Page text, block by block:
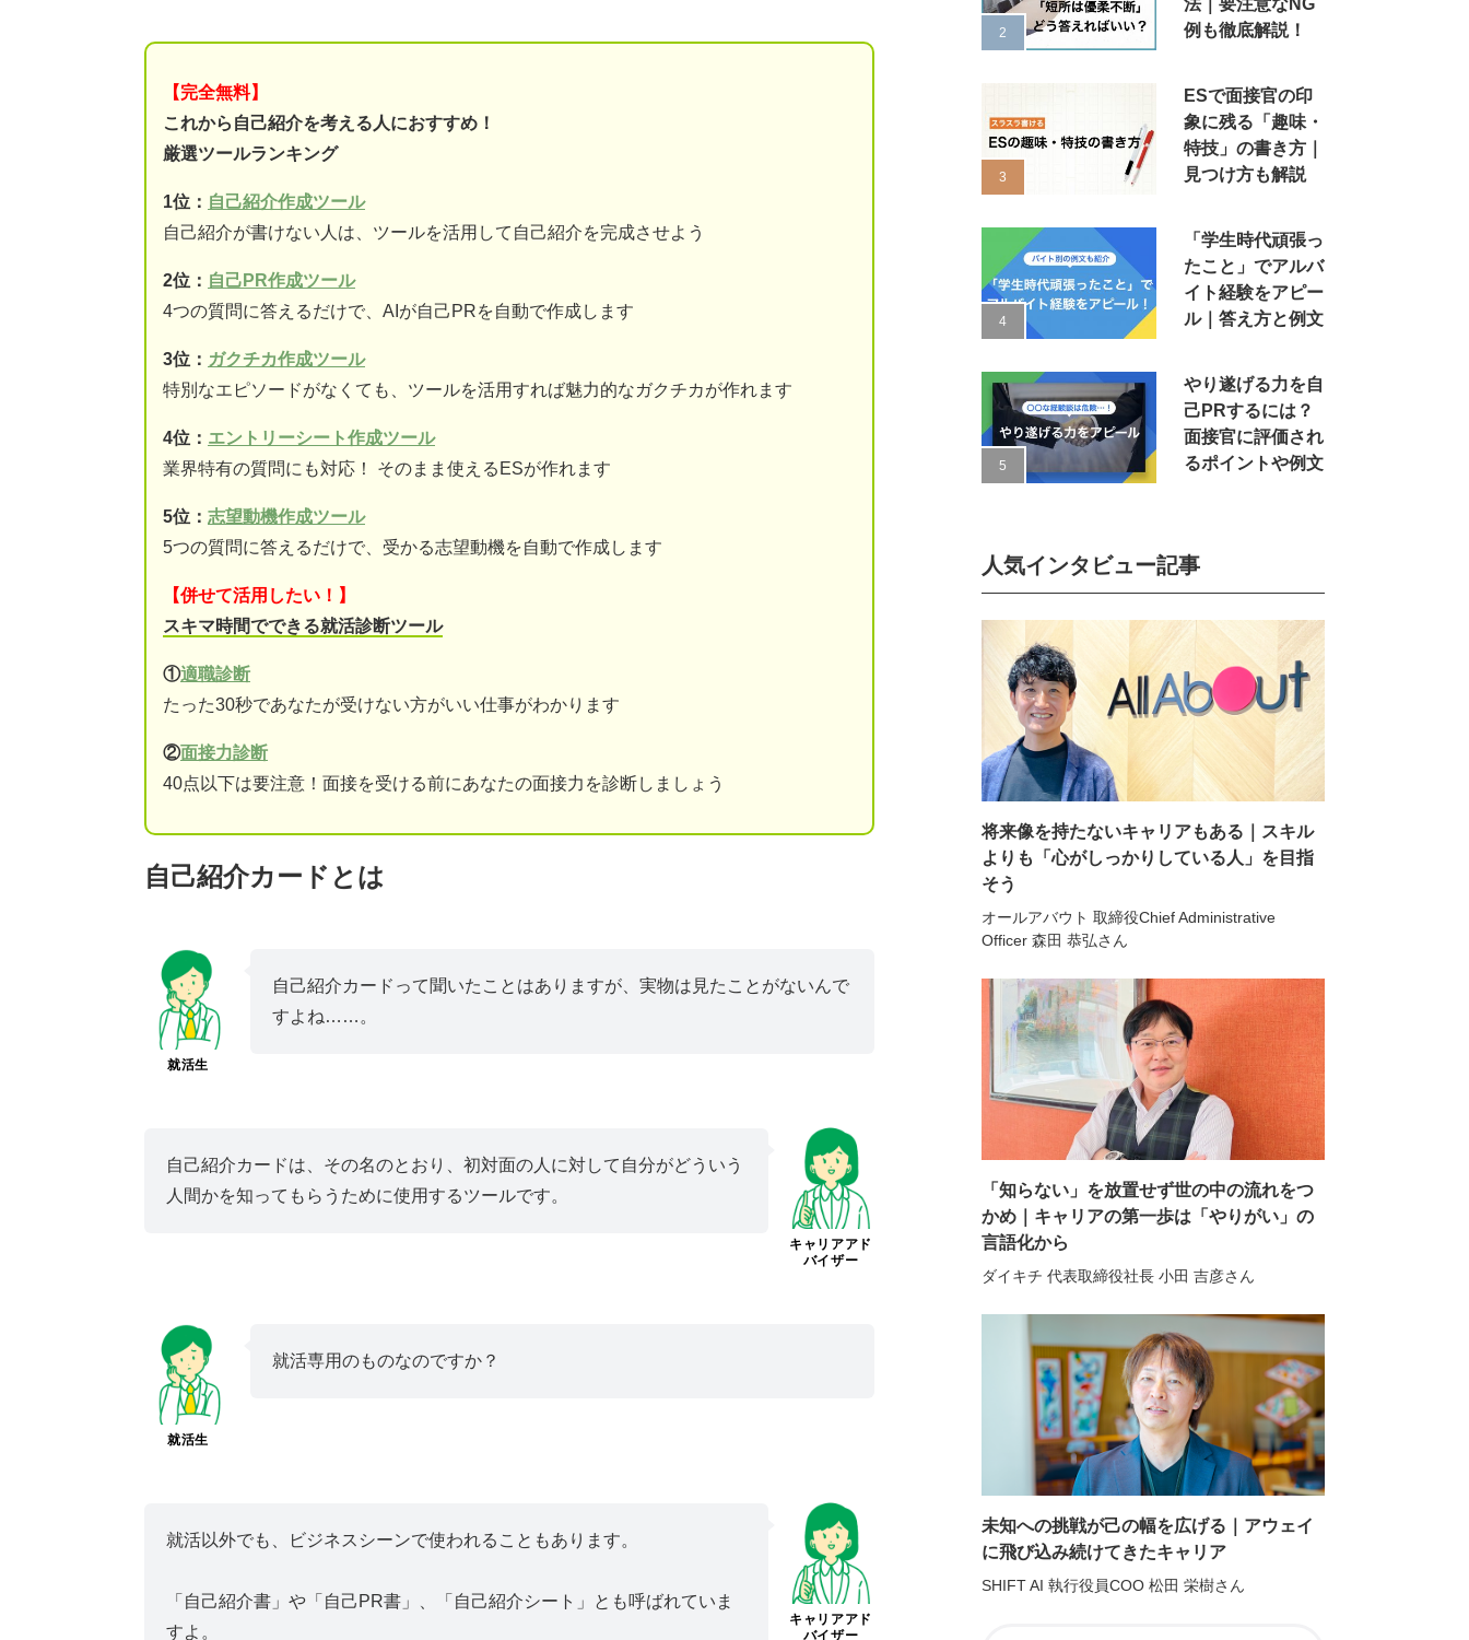
【完全無料】
これから自己紹介を考える人におすすめ！
厳選ツールランキング
1位： 自己紹介作成ツール
自己紹介が書けない人は、ツールを活用して自己紹介を完成させよう
2位： 自己PR作成ツール
4つの質問に答えるだけで、AIが自己PRを自動で作成します
3位： ガクチカ作成ツール
特別なエピソードがなくても、ツールを活用すれば魅力的なガクチカが作れます
4位： エントリーシート作成ツール
業界特有の質問にも対応！ そのまま使えるESが作れます
5位： 志望動機作成ツール
5つの質問に答えるだけで、受かる志望動機を自動で作成します
【併せて活用したい！】
スキマ時間でできる就活診断ツール
①適職診断
たった30秒であなたが受けない方がいい仕事がわかります
②面接力診断
40点以下は要注意！面接を受ける前にあなたの面接力を診断しましょう
自己紹介カードとは
就活生
自己紹介カードって聞いたことはありますが、実物は見たことがないんで
すよね……。
キャリアアド
バイザー
自己紹介カードは、その名のとおり、初対面の人に対して自分がどういう
人間かを知ってもらうために使用するツールです。
就活生
就活専用のものなのですか？
キャリアアド
バイザー
就活以外でも、ビジネスシーンで使われることもあります。
「自己紹介書」や「自己PR書」、「自己紹介シート」とも呼ばれていま
すよ。
法｜要注意なNG
例も徹底解説！
ESで面接官の印
象に残る「趣味・
特技」の書き方｜
見つけ方も解説
「学生時代頑張っ
たこと」でアルバ
イト経験をアピー
ル｜答え方と例文
やり遂げる力を自
己PRするには？
面接官に評価され
るポイントや例文
人気インタビュー記事
将来像を持たないキャリアもある｜スキル
よりも「心がしっかりしている人」を目指
そう
オールアバウト 取締役Chief Administrative
Officer 森田 恭弘さん
「知らない」を放置せず世の中の流れをつ
かめ｜キャリアの第一歩は「やりがい」の
言語化から
ダイキチ 代表取締役社長 小田 吉彦さん
未知への挑戦が己の幅を広げる｜アウェイ
に飛び込み続けてきたキャリア
SHIFT AI 執行役員COO 松田 栄樹さん